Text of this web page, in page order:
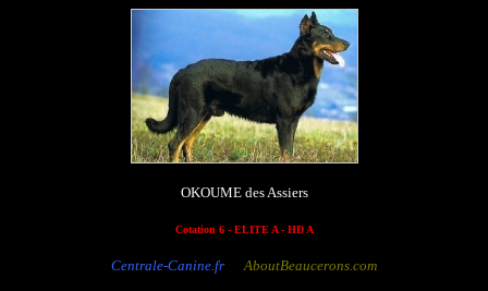
OKOUME des Assiers
Cotation 6 - ELITE A - HD A
Centrale-Canine.fr AboutBeaucerons.com